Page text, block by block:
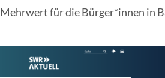
Mehrwert für die Bürger*innen in